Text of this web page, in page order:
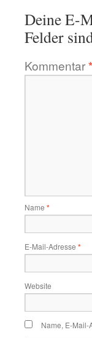
Deine E-
Felder
Kommentar*
Name *
E-Mail-Adresse *
Website
Name, E-